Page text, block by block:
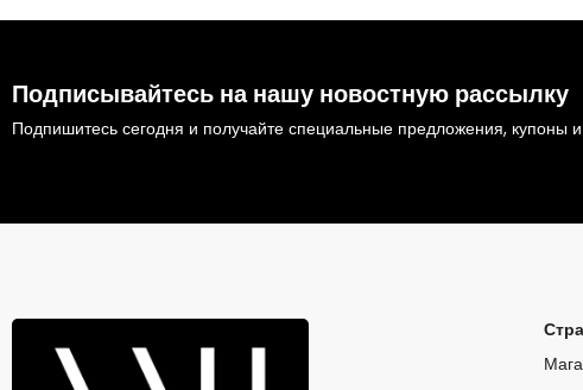
Подписывайтесь на нашу новостную рассылку
Подпишитесь сегодня и получайте специальные предложения, купоны и